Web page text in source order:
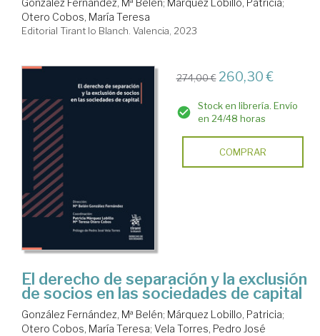
González Fernández, Mª Belén; Márquez Lobillo, Patricia;
Otero Cobos, María Teresa
Editorial Tirant lo Blanch. Valencia, 2023
274,00 € 260,30 €
Stock en librería. Envío
en 24/48 horas
COMPRAR
El derecho de separación y la exclusión
de socios en las sociedades de capital
González Fernández, Mª Belén; Márquez Lobillo, Patricia;
Otero Cobos, María Teresa; Vela Torres, Pedro José